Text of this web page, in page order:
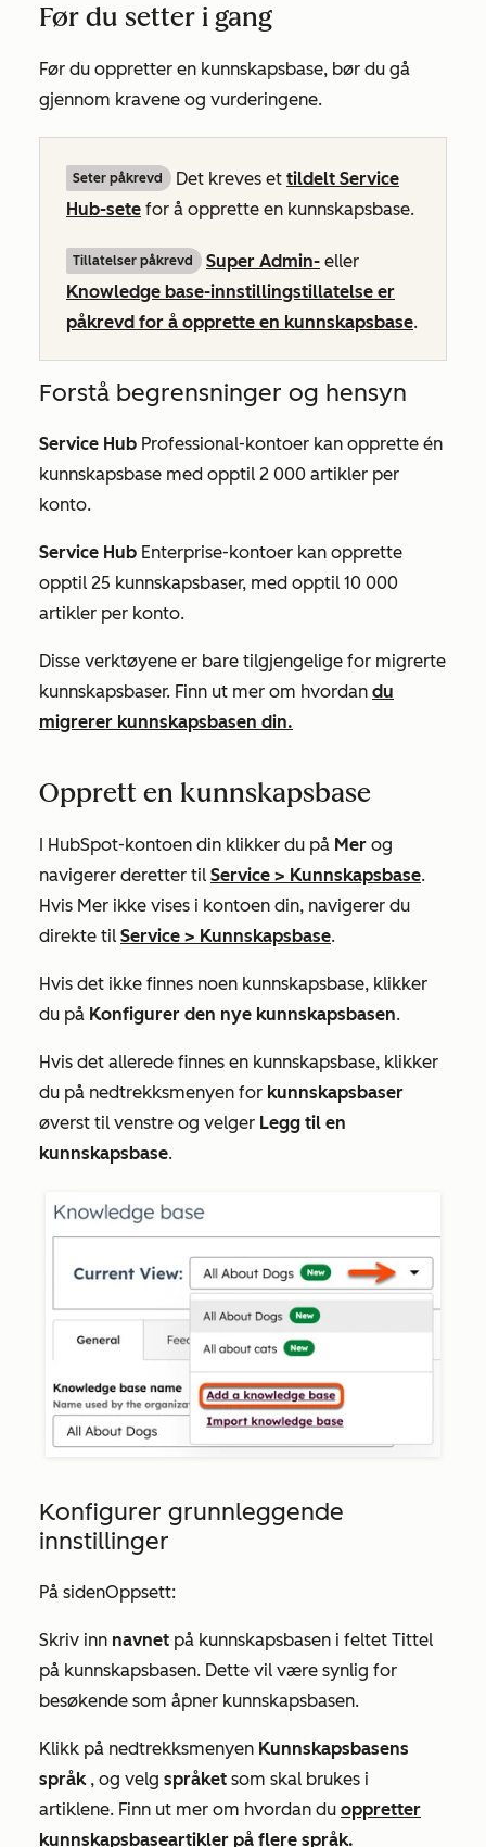
Før du setter i gang
Før du oppretter en kunnskapsbase, bør du gå
gjennom kravene og vurderingene.
Seter påkrevd Det kreves et tildelt Service
Hub-sete for å opprette en kunnskapsbase.
Tillatelser påkrevd Super Admin- eller
Knowledge base-innstillingstillatelse er
påkrevd for å opprette en kunnskapsbase.
Forstå begrensninger og hensyn
Service Hub Professional-kontoer kan opprette én
kunnskapsbase med opptil 2 000 artikler per
konto.
Service Hub Enterprise-kontoer kan opprette
opptil 25 kunnskapsbaser, med opptil 10 000
artikler per konto.
Disse verktøyene er bare tilgjengelige for migrerte
kunnskapsbaser. Finn ut mer om hvordan du
migrerer kunnskapsbasen din.
Opprett en kunnskapsbase
I HubSpot-kontoen din klikker du på Mer og
navigerer deretter til Service > Kunnskapsbase.
Hvis Mer ikke vises i kontoen din, navigerer du
direkte til Service > Kunnskapsbase.
Hvis det ikke finnes noen kunnskapsbase, klikker
du på Konfigurer den nye kunnskapsbasen.
Hvis det allerede finnes en kunnskapsbase, klikker
du på nedtrekksmenyen for kunnskapsbaser
øverst til venstre og velger Legg til en
kunnskapsbase.
Konfigurer grunnleggende
innstillinger
På sidenOppsett:
Skriv inn navnet på kunnskapsbasen i feltet Tittel
på kunnskapsbasen. Dette vil være synlig for
besøkende som åpner kunnskapsbasen.
Klikk på nedtrekksmenyen Kunnskapsbasens
språk , og velg språket som skal brukes i
artiklene. Finn ut mer om hvordan du oppretter
kunnskapsbaseartikler på flere språk.